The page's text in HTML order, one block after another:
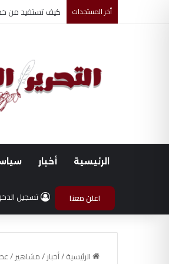
أخر المستجدات
الرئيسية أخبار
اعلن معنا تسجيل
الرئيسية/أخبار/مشاهير/